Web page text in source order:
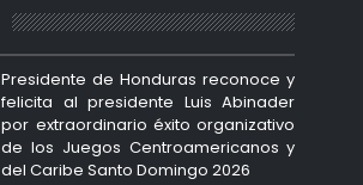
Presidente de Honduras reconoce y
felicita al presidente Luis Abinader
por extraordinario éxito organizativo
de los Juegos Centroamericanos y
del Caribe Santo Domingo 2026